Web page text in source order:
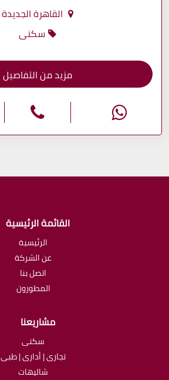
القاهرة الجديدة
سكنى
مزيد من التفاصيل
القائمة الرئيسية
الرئيسية
عن الشركة
اتصل بنا
المطورون
مشاريعنا
سكنى
تجارى | أدارى | طبى
شاليهات